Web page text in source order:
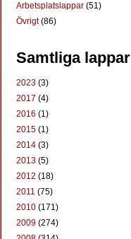
Arbetsplatslappar (51)
Övrigt(86)
Samtliga lappar
2023 (3)
2017 (4)
2016 (1)
2015 (1)
2014 (3)
2013 (5)
2012 (18)
2011 (75)
2010 (171)
2009 (274)